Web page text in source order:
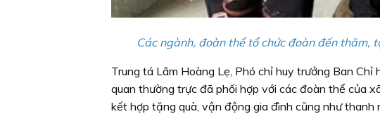
Các ngành, đoàn thể tổ chức đoàn đến thăm,
Trung tá Lâm Hoàng Lẹ, Phó chỉ huy trưởng Ban
quan thường trực đã phối hợp với các đoàn thể của
kết hợp tặng quà, vận động gia đình cũng như